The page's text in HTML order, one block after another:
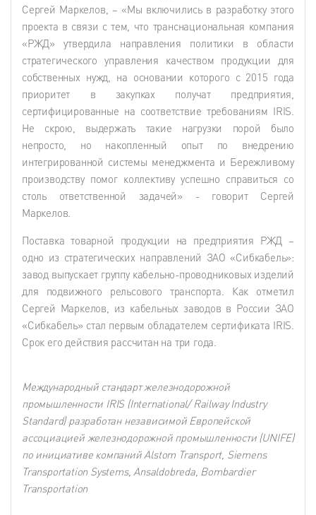
Сергей Маркелов, – «Мы включились в разработку этого
проекта в связи с тем, что транснациональная компания
«РЖД» утвердила направления политики в области
стратегического управления качеством продукции для
собственных нужд, на основании которого с 2015 года
приоритет в закупках получат предприятия,
сертифицированные на соответствие требованиям IRIS.
Не скрою, выдержать такие нагрузки порой было
непросто, но накопленный опыт по внедрению
интегрированной системы менеджмента и Бережливому
производству помог коллективу успешно справиться со
столь ответственной задачей» - говорит Сергей
Маркелов.
Поставка товарной продукции на предприятия РЖД –
одно из стратегических направлений ЗАО «Сибкабель»:
завод выпускает группу кабельно-проводниковых изделий
для подвижного рельсового транспорта. Как отметил
Сергей Маркелов, из кабельных заводов в России ЗАО
«Сибкабель» стал первым обладателем сертификата IRIS.
Срок его действия рассчитан на три года.
Международный стандарт железнодорожной
промышленности IRIS (International/ Railway Industry
Standard) разработан независимой Европейской
ассоциацией железнодорожной промышленности (UNIFE)
по инициативе компаний Alstom Transport, Siemens
Transportation Systems, Ansaldobreda, Bombardier
Transportation